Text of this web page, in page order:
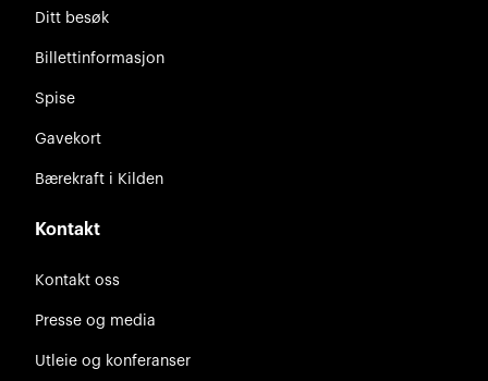
Ditt besøk
Billettinformasjon
Spise
Gavekort
Bærekraft i Kilden
Kontakt
Kontakt oss
Presse og media
Utleie og konferanser